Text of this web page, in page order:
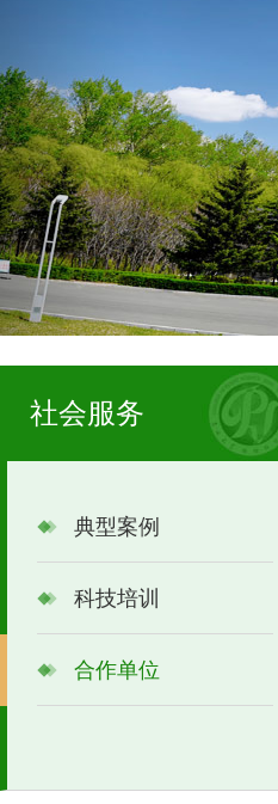
社会服务
典型案例
科技培训
合作单位